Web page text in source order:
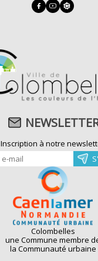
Inscription à notre
Colombelles
une Commune membre
la Communauté urbaine